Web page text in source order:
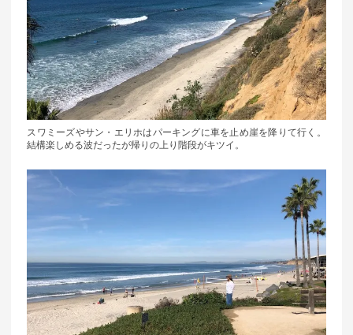
スワミーズやサン・エリホはパーキングに車を止め崖を降りて行く。
結構楽しめる波だったが帰りの上り階段がキツイ。